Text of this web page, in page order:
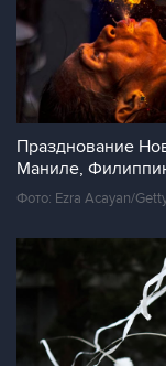
Празднование
Маниле,
Фото: Ezra Acayan/